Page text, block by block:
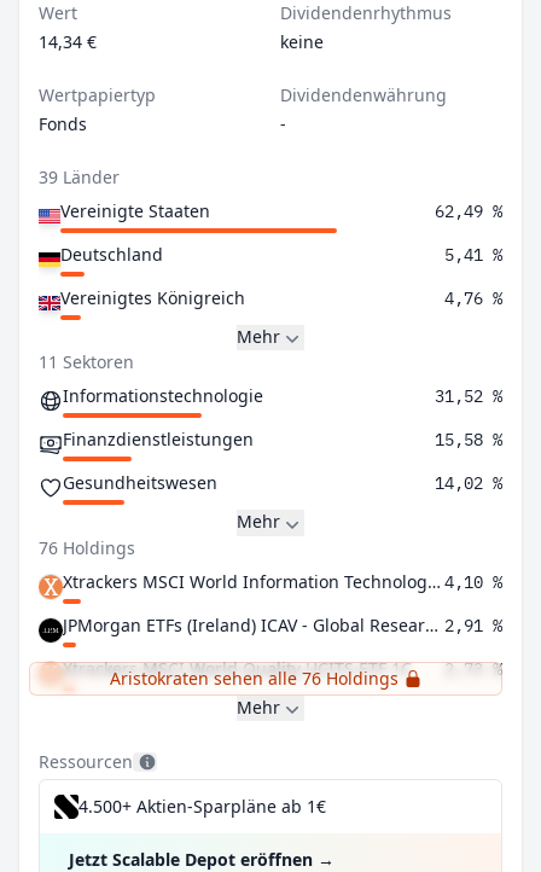
Wert
14,34 €
Dividendenrhythmus
keine
Wertpapiertyp
Fonds
Dividendenwährung
-
39 Länder
Vereinigte Staaten
62,49 %
Deutschland 5,41 %
Vereinigtes Königreich 4,76 %
Mehr
11 Sektoren
Informationstechnologie
31,52 %
Finanzdienstleistungen 15,58 %
Gesundheitswesen 14,02 %
Mehr
76 Holdings
Xtrackers MSCI World Information Technology UCITS ETF 1C 4,10 %
JPMorgan ETFs (Ireland) ICAV - Global Research Enhanced Index Equity Active UCITS ETF - USD (acc) 2,91 %
Xtrackers MSCI World Quality UCITS ETF 1C 2,73 %
Aristokraten sehen alle 76 Holdings
Mehr
Ressourcen
4.500+ Aktien-Sparpläne ab 1€
Jetzt Scalable Depot eröffnen →